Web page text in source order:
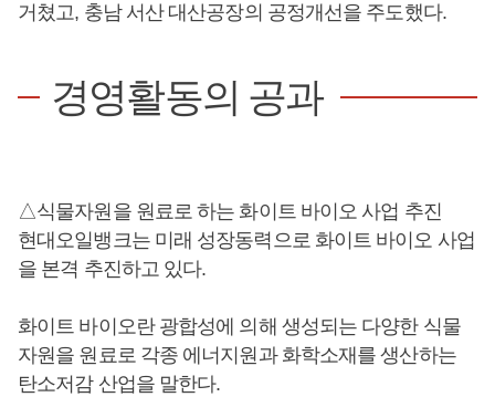
거쳤고, 충남 서산 대산공장의 공정개선을 주도했다.
경영활동의 공과
△식물자원을 원료로 하는 화이트 바이오 사업 추진
현대오일뱅크는 미래 성장동력으로 화이트 바이오 사업
을 본격 추진하고 있다.
화이트 바이오란 광합성에 의해 생성되는 다양한 식물
자원을 원료로 각종 에너지원과 화학소재를 생산하는
탄소저감 산업을 말한다.